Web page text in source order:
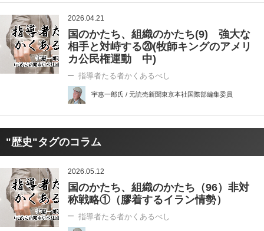
2026.04.21
国のかたち、組織のかたち(9) 強大な
相手と対峙する⑳(牧師キングのアメリ
カ公民権運動 中)
指導者たる者かくあるべし
宇惠一郎氏 / 元読売新聞東京本社国際部編集委員
"歴史"タグのコラム
2026.05.12
国のかたち、組織のかたち（96）非対
称戦略①（膠着するイラン情勢）
指導者たる者かくあるべし